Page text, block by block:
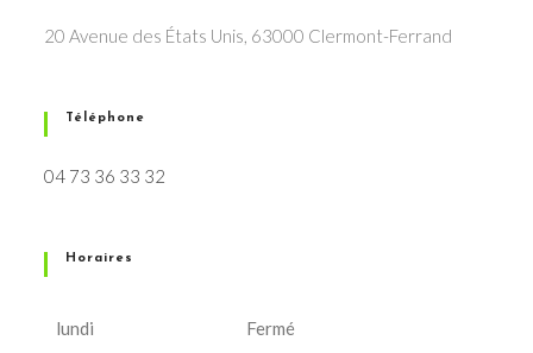
20 Avenue des États Unis, 63000 Clermont-Ferrand
Téléphone
04 73 36 33 32
Horaires
lundi Fermé